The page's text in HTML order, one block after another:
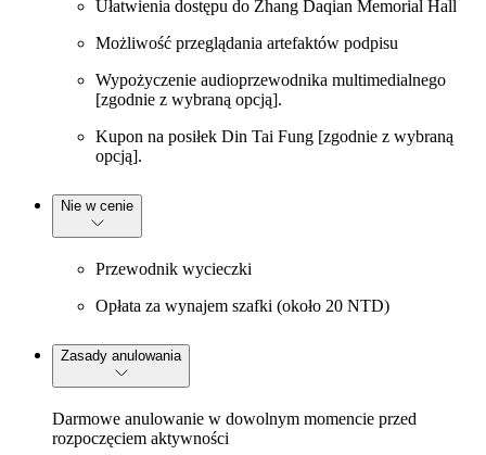
Ułatwienia dostępu do Zhang Daqian Memorial Hall
Możliwość przeglądania artefaktów podpisu
Wypożyczenie audioprzewodnika multimedialnego
[zgodnie z wybraną opcją].
Kupon na posiłek Din Tai Fung [zgodnie z wybraną
opcją].
Nie w cenie
Przewodnik wycieczki
Opłata za wynajem szafki (około 20 NTD)
Zasady anulowania
Darmowe anulowanie w dowolnym momencie przed
rozpoczęciem aktywności